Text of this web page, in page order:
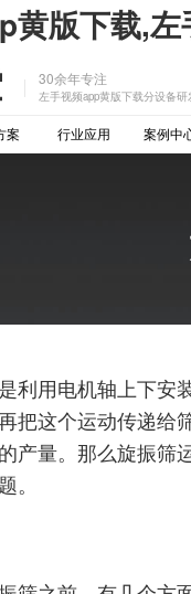
黄版下载,
30余年专注
左手视频app黄版下载分设备研
案 行业应用 案例中
利用电机轴上下安装
再把这个运动传递给
产量。那么旋振
。